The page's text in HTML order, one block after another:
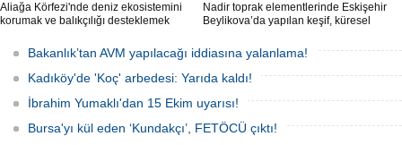
Aliağa Körfezi'nde deniz ekosistemini
korumak ve balıkçılığı desteklemek
Nadir toprak elementlerinde Eskişehir
Beylikova’da yapılan keşif, küresel
yeni bir hamle geldi.
Bakanlık’tan AVM yapılacağı iddiasına yalanlama!
Kadıköy'de 'Koç' arbedesi: Yarıda kaldı!
İbrahim Yumaklı'dan 15 Ekim uyarısı!
Bursa'yı kül eden ‘Kundakçı’, FETÖCÜ çıktı!